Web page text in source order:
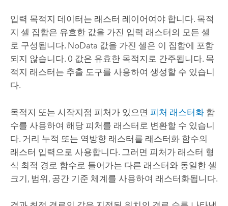
입력 목적지 데이터는 래스터 레이어여야 합니다. 목적
지 셀 집합은 유효한 값을 가진 입력 래스터의 모든 셀
로 구성됩니다. NoData 값을 가진 셀은 이 집합에 포함
되지 않습니다. 0 값은 유효한 목적지로 간주됩니다. 목
적지 래스터는 추출 도구를 사용하여 생성할 수 있습니
다.
목적지 또는 시작지점 피처가 있으면 피처 래스터화함
수를 사용하여 해당 피처를 래스터로 변환할 수 있습니
다. 거리 누적 또는 역방향 래스터를 래스터화 함수의
래스터 입력으로 사용합니다. 그러면 피처가 래스터 형
식 최적 경로 함수로 들어가는 다른 래스터와 동일한 셀
크기, 범위, 공간 기준 체계를 사용하여 래스터화됩니다.